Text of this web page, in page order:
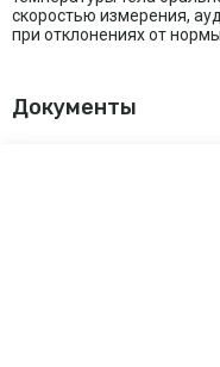
скоростью измерения,
при отклонениях от
Документы